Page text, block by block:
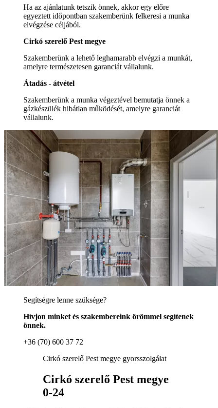
Ha az ajánlatunk tetszik önnek, akkor egy előre
egyeztett időpontban szakemberünk felkeresi a munka
elvégzése céljából.
Cirkó szerelő Pest megye
Szakemberünk a lehető leghamarabb elvégzi a munkát,
amelyre természetesen garanciát vállalunk.
Átadás - átvétel
Szakemberünk a munka végeztével bemutatja önnek a
gázkészülék hibátlan működését, amelyre garanciát
vállalunk.
Segítségre lenne szüksége?
Hívjon minket és szakembereink örömmel segítenek
önnek.
+36 (70) 600 37 72
Cirkó szerelő Pest megye gyorsszolgálat
Cirkó szerelő Pest megye
0-24